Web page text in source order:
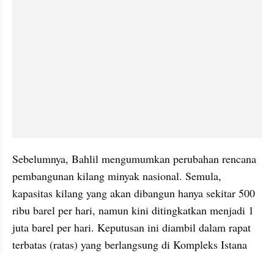
Sebelumnya, Bahlil mengumumkan perubahan rencana
pembangunan kilang minyak nasional. Semula,
kapasitas kilang yang akan dibangun hanya sekitar 500
ribu barel per hari, namun kini ditingkatkan menjadi 1
juta barel per hari. Keputusan ini diambil dalam rapat
terbatas (ratas) yang berlangsung di Kompleks Istana